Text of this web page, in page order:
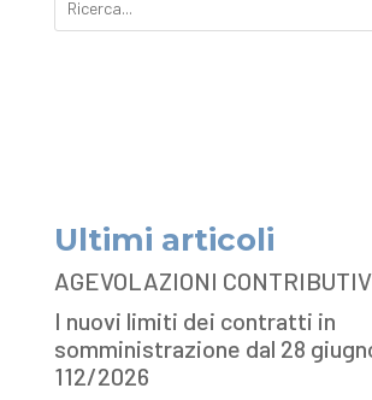
Ultimi articoli
AGEVOLAZIONI
I nuovi limiti dei contratti in
somministrazione dal 28
112/2026